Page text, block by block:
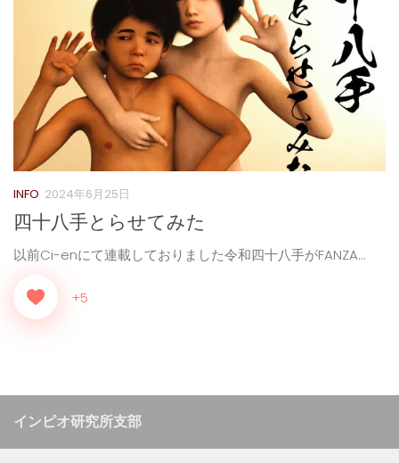
INFO 2024年6月25日
四十八手とらせてみた
以前Ci-enにて連載しておりました令和四十八手がFANZA...
+5
インピオ研究所支部